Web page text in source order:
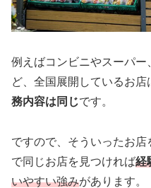
例えばコンビニやスーパ
ど、全国展開しているお店
務内容は同じです。
ですので、そういったお
で同じお店を見つければ経
いやすい強みがあります。